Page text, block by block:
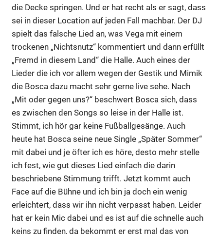
die Decke springen. Und er hat recht als er sagt, dass
sei in dieser Location auf jeden Fall machbar. Der DJ
spielt das falsche Lied an, was Vega mit einem
trockenen „Nichtsnutz“ kommentiert und dann erfüllt
„Fremd in diesem Land“ die Halle. Auch eines der
Lieder die ich vor allem wegen der Gestik und Mimik
die Bosca dazu macht sehr gerne live sehe. Nach
„Mit oder gegen uns?“ beschwert Bosca sich, dass
es zwischen den Songs so leise in der Halle ist.
Stimmt, ich hör gar keine Fußballgesänge. Auch
heute hat Bosca seine neue Single „Später Sommer“
mit dabei und je öfter ich es höre, desto mehr stelle
ich fest, wie gut dieses Lied einfach die darin
beschriebene Stimmung trifft. Jetzt kommt auch
Face auf die Bühne und ich bin ja doch ein wenig
erleichtert, dass wir ihn nicht verpasst haben. Leider
hat er kein Mic dabei und es ist auf die schnelle auch
keins zu finden, da bekommt er erst mal das von